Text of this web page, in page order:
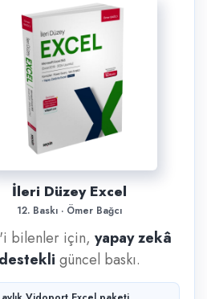
İleri Düzey Excel
12. Baskı · Ömer Bağcı
bilenler için,yapay zekâ
destekli güncel baskı.